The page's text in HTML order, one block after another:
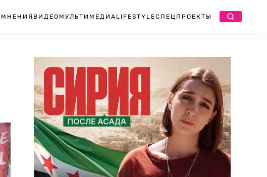
МНЕНИЯ ВИДЕО МУЛЬТИМЕДИА LIFESTYLEСПЕЦПРОЕКТЫ